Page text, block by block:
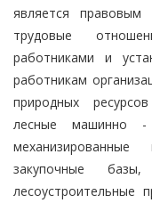
является
трудовые
работниками и
работникам
природных
лесные машинно -
закупочные
лесоустроительные